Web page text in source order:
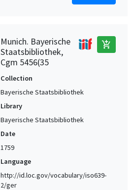
Munich. Bayerische
Staatsbibliothek,
Cgm 5456(35
add_shopping_cart
Collection
Bayerische Staatsbibliothek
Library
Bayerische Staatsbibliothek
Date
1759
Language
http://id.loc.gov/vocabulary/iso639-
2/ger